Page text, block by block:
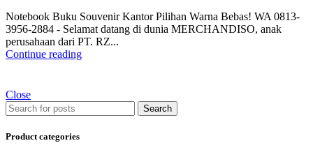
Notebook Buku Souvenir Kantor Pilihan Warna Bebas! WA 0813-
3956-2884 - Selamat datang di dunia MERCHANDISO, anak
perusahaan dari PT. RZ...
Continue reading
Close
Search
Product categories